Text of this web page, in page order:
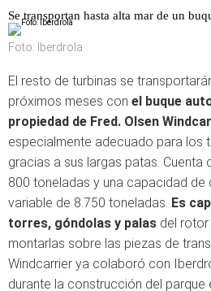
Se transportan hasta alta mar de un
Foto: Iberdrola
El resto de turbinas se
próximos meses con el buque
propiedad de Fred. Olsen
especialmente adecuado para los
gracias a sus largas patas. Cuenta
800 toneladas y una capacidad de
variable de 8.750 toneladas. Es
torres, góndolas y palas del
montarlas sobre las piezas de
Windcarrier ya colaboró con
durante la construcción del parque